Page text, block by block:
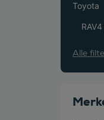
Toyota
RAV4
Alle